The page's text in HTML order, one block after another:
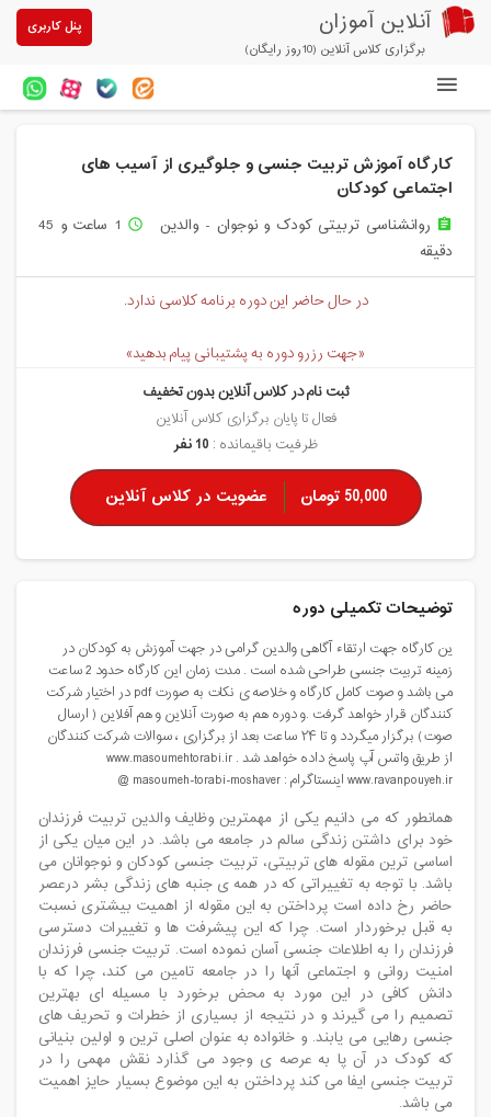
آنلاین آموزان
برگزاری کلاس آنلاین (10روز رایگان)
پنل کاربری
آزمون های آنلاین
مقالات آنلاین آموزان
پیشنهادهای ویژه
تخفیفهای مشارکتی
درباره ما
کارگاه آموزش تربیت جنسی و جلوگیری از آسیب های
اجتماعی کودکان
assignment روانشناسی تربیتی کودک و نوجوان - والدین access_time
1 ساعت و 45
دقیقه
در حال حاضر این دوره برنامه کلاسی ندارد.
«جهت رزرو دوره به پشتیبانی پیام بدهید»
ثبت نام در کلاس آنلاین بدون تخفیف
فعال تا پایان برگزاری کلاس آنلاین
ظرفیت باقیمانده : 10 نفر
50,000 تومان عضویت در کلاس آنلاین
توضیحات تکمیلی دوره
ین کارگاه جهت ارتقاء آگاهی والدین گرامی در جهت آموزش به کودکان در
زمینه تربیت جنسی طراحی شده است . مدت زمان این کارگاه حدود 2 ساعت
می باشد و صوت کامل کارگاه و خلاصه ی نکات به صورت pdf در اختیار شرکت
کنندگان قرار خواهد گرفت .و دوره هم به صورت آنلاین و هم آفلاین ( ارسال
صوت) برگزار میگردد و تا ۲۴ ساعت بعد از برگزاری ، سوالات شرکت کنندگان
از طریق واتس آپ پاسخ داده خواهد شد . www.masoumehtorabi.ir
www.ravanpouyeh.ir اینستاگرام : masoumeh-torabi-moshaver @
همانطور که می دانیم یکی از مهمترین وظایف والدین تربیت فرزندان
خود برای داشتن زندگی سالم در جامعه می باشد. در این میان یکی از
اساسی ترین مقوله های تربیتی، تربیت جنسی کودکان و نوجوانان می
باشد. با توجه به تغییراتی که در همه ی جنبه های زندگی بشر درعصر
حاضر رخ داده است پرداختن به این مقوله از اهمیت بیشتری نسبت
به قبل برخوردار است. چرا که این پیشرفت ها و تغییرات دسترسی
فرزندان را به اطلاعات جنسی آسان نموده است. تربیت جنسی فرزندان
امنیت روانی و اجتماعی آنها را در جامعه تامین می کند، چرا که با
دانش کافی در این مورد به محض برخورد با مسیله ای بهترین
تصمیم را می گیرند و در نتیجه از بسیاری از خطرات و تحریف های
جنسی رهایی می یابند. و خانواده به عنوان اصلی ترین و اولین بنیانی
که کودک در آن پا به عرصه ی وجود می گذارد نقش مهمی را در
تربیت جنسی ایفا می کند پرداختن به این موضوع بسیار حایز اهمیت
می باشد.